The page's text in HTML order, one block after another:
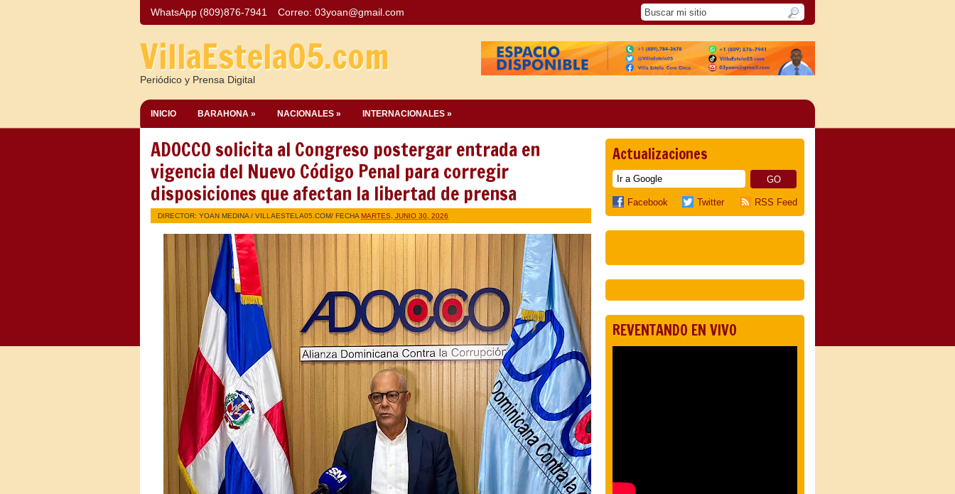
WhatsApp (809)876-7941 Correo: 03yoan@gmail.com
VillaEstela05.com
Periódico y Prensa Digital
INICIO BARAHONA » NACIONALES » INTERNACIONALES »
ADOCCO solicita al Congreso postergar entrada en
vigencia del Nuevo Código Penal para corregir
disposiciones que afectan la libertad de prensa
DIRECTOR: YOAN MEDINA / VILLAESTELA05.COM/ FECHA MARTES, JUNIO 30, 2026
Actualizaciones
Facebook Twitter RSS Feed
REVENTANDO EN VIVO